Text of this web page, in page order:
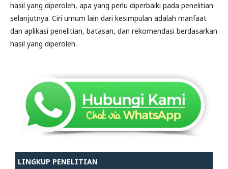
hasil yang diperoleh, apa yang perlu diperbaiki pada penelitian
selanjutnya. Ciri umum lain dari kesimpulan adalah manfaat
dan aplikasi penelitian, batasan, dan rekomendasi berdasarkan
hasil yang diperoleh.
LINGKUP PENELITIAN